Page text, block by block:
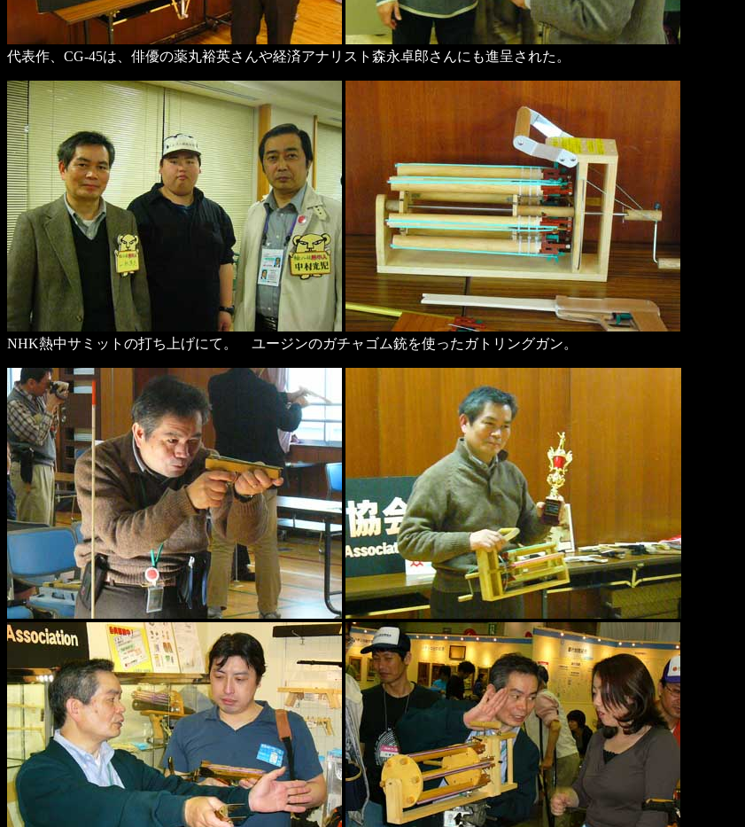
代表作、CG-45は、俳優の薬丸裕英さんや経済アナリスト森永卓郎さんにも進呈された。
NHK熱中サミットの打ち上げにて。 ユージンのガチャゴム銃を使ったガトリングガン。